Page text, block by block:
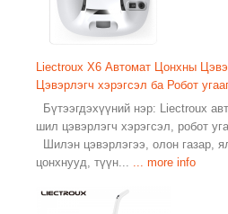
Liectroux X6 Автомат Цонхны
Цэвэрлэгч хэрэгсэл ба Робот
Бүтээгдэхүүний нэр: Liectroux
шил цэвэрлэгч хэрэгсэл, робот
Шилэн цэвэрлэгээ, олон газар,
цонхнууд, түүн...
... more info